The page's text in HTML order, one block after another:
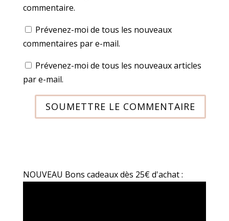
commentaire.
Prévenez-moi de tous les nouveaux
commentaires par e-mail.
Prévenez-moi de tous les nouveaux articles
par e-mail.
SOUMETTRE LE COMMENTAIRE
NOUVEAU Bons cadeaux dès 25€ d'achat :